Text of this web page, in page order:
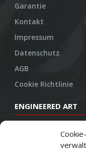
Garantie
Kontakt
Impressum
Datenschutz
AGB
Cookie Richtlinie
ENGINEERED ART
Konstruktion